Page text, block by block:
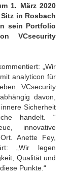
1. März 2020
in Rosbach
sein Portfolio
VCsecurity
„Wir
analyticon für
VCsecurity
davon,
Sicherheit
handelt. “
innovative
Anette Fey,
„Wir legen
Qualität und
Punkte.“